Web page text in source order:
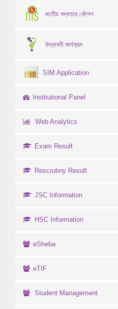
জাতীয় শুদ্ধাচার কৌশল
উদ্ভাবনী কার্যক্রম
SIM Application
Institutional Panel
Web Analytics
Exam Result
Rescrutiny Result
JSC Information
HSC Information
eSheba
eTIF
Student Management